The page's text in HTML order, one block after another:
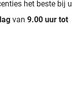
het beste bij u
van 9.00 uur tot